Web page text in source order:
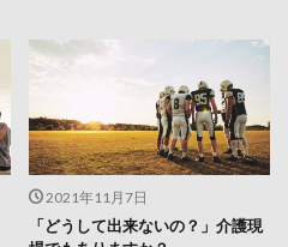
2021年11月7日
「どうして出来ないの？」介護現